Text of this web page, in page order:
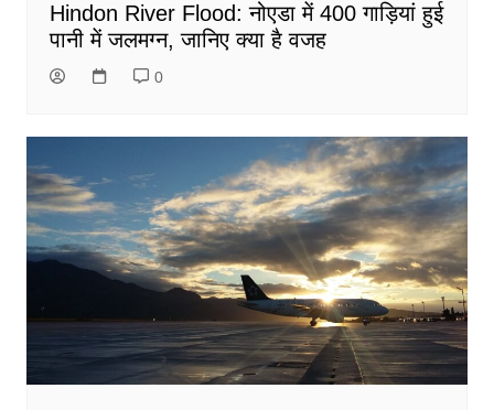
Hindon River Flood: नोएडा में 400 गाड़ियां हुई
पानी में जलमग्न, जानिए क्या है वजह
0